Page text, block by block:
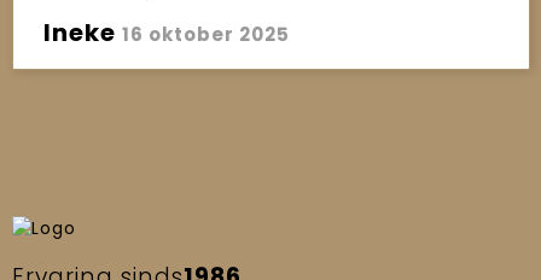
Ineke 16 oktober 2025